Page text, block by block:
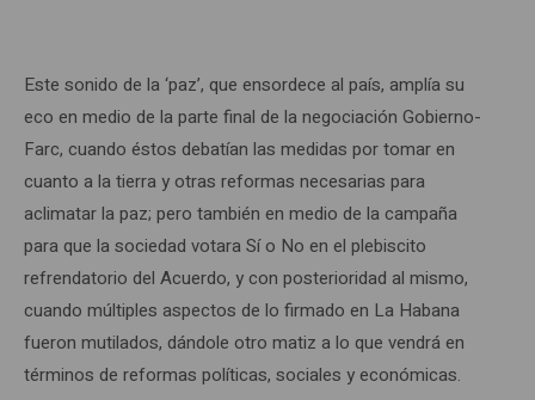
Este sonido de la ‘paz’, que ensordece al país, amplía su
eco en medio de la parte final de la negociación Gobierno-
Farc, cuando éstos debatían las medidas por tomar en
cuanto a la tierra y otras reformas necesarias para
aclimatar la paz; pero también en medio de la campaña
para que la sociedad votara Sí o No en el plebiscito
refrendatorio del Acuerdo, y con posterioridad al mismo,
cuando múltiples aspectos de lo firmado en La Habana
fueron mutilados, dándole otro matiz a lo que vendrá en
términos de reformas políticas, sociales y económicas.